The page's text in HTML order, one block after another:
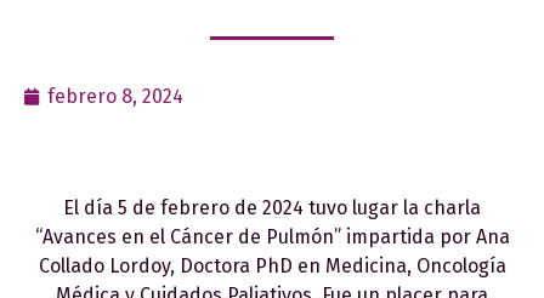
febrero 8, 2024
El día 5 de febrero de 2024 tuvo lugar la charla
“Avances en el Cáncer de Pulmón” impartida por Ana
Collado Lordoy, Doctora PhD en Medicina, Oncología